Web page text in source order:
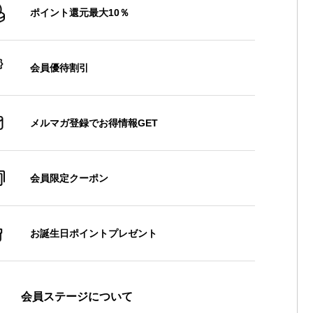
ポイント還元最大10％
会員優待割引
メルマガ登録でお得情報GET
会員限定クーポン
お誕生日ポイントプレゼント
会員ステージについて